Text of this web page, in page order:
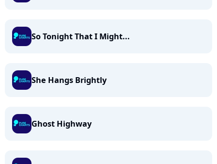
So Tonight That I Might...
She Hangs Brightly
Ghost Highway